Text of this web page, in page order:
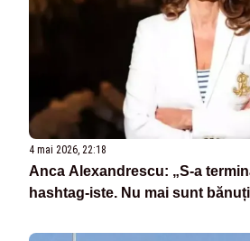
4 mai 2026, 22:18
Anca Alexandrescu: „S-a
hashtag-iste. Nu mai sunt